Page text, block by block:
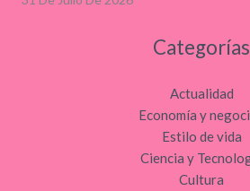
Categorías
Actualidad
Economía y
Estilo de vida
Ciencia y
Cultura